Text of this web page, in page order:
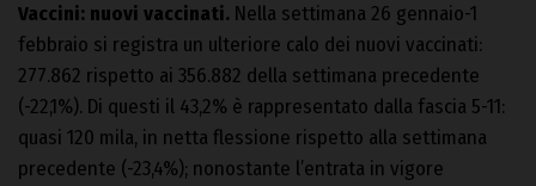
Vaccini: nuovi vaccinati. Nella settimana 26 gennaio-1
febbraio si registra un ulteriore calo dei nuovi vaccinati:
277.862 rispetto ai 356.882 della settimana precedente
(-22,1%). Di questi il 43,2% è rappresentato dalla fascia 5-11:
quasi 120 mila, in netta flessione rispetto alla settimana
precedente (-23,4%); nonostante l’entrata in vigore